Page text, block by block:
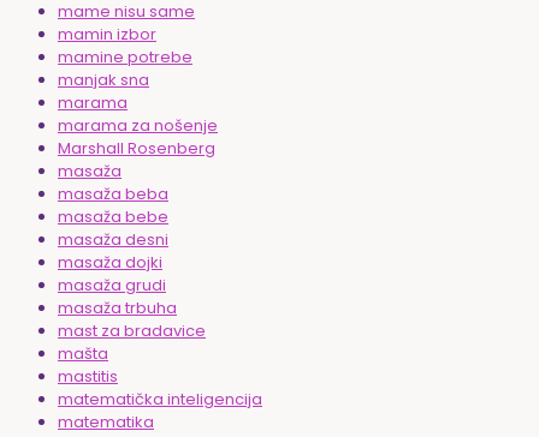
mame nisu same
mamin izbor
mamine potrebe
manjak sna
marama
marama za nošenje
Marshall Rosenberg
masaža
masaža beba
masaža bebe
masaža desni
masaža dojki
masaža grudi
masaža trbuha
mast za bradavice
mašta
mastitis
matematička inteligencija
matematika